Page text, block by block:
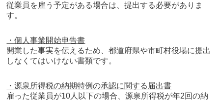
従業員を雇う予定がある場合は、提出する必要がありま
す。
・個人事業開始申告書
開業した事実を伝えるため、都道府県や市町村役場に提出
しなくてはいけない書類です。
・源泉所得税の納期特例の承認に関する届出書
雇った従業員が10人以下の場合、源泉所得税が年2回の納